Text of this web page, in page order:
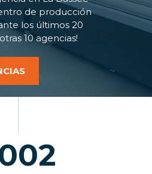
de producción
los últimos 20
10 agencias!